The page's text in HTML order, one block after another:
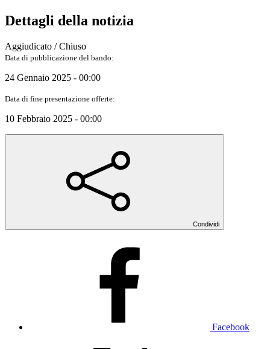
Dettagli della notizia
Aggiudicato / Chiuso
Data di pubblicazione del bando:
24 Gennaio 2025 - 00:00
Data di fine presentazione offerte:
10 Febbraio 2025 - 00:00
Condividi
Facebook